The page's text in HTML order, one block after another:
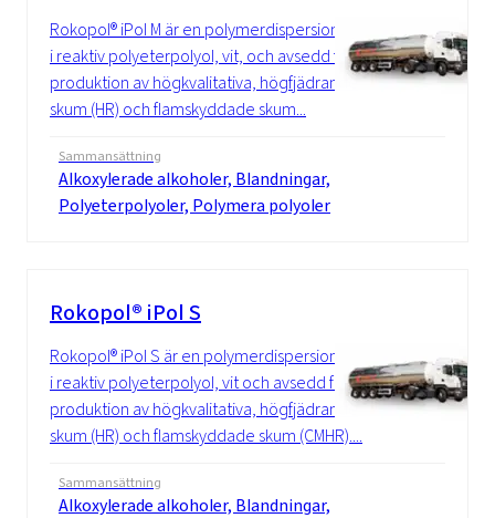
Rokopol® iPol M är en polymerdispersion
i reaktiv polyeterpolyol, vit, och avsedd för
produktion av högkvalitativa, högfjädrande
skum (HR) och flamskyddade skum...
Sammansättning
Alkoxylerade alkoholer, Blandningar,
Polyeterpolyoler, Polymera polyoler
Rokopol® iPol S
Rokopol® iPol S är en polymerdispersion
i reaktiv polyeterpolyol, vit och avsedd för
produktion av högkvalitativa, högfjädrande
skum (HR) och flamskyddade skum (CMHR)....
Sammansättning
Alkoxylerade alkoholer, Blandningar,